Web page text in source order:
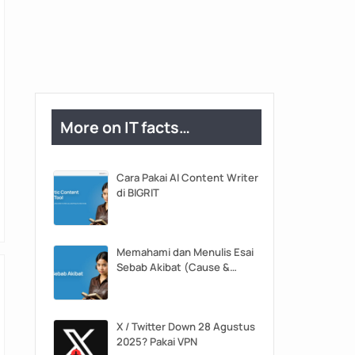
More on IT facts…
Cara Pakai AI Content Writer
di BIGRIT
Memahami dan Menulis Esai
Sebab Akibat (Cause &
X / Twitter Down 28 Agustus
2025? Pakai VPN